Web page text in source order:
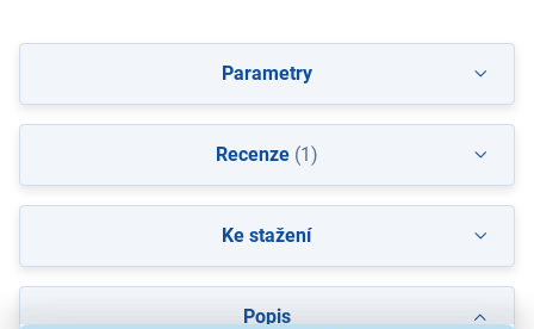
Popis
Parametry
Recenze(1)
Ke stažení